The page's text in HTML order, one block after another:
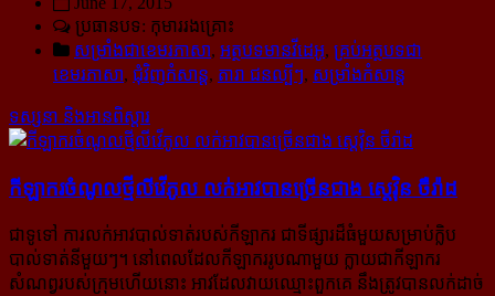
ប្រធានបទ: កុមាររងគ្រោះ
សម្រាំងជាខេមរភាសា, អត្ថបទមានវីដេអូ, គ្រប់អត្ថបទជា
ខេមរភាសា, ជុំវិញកំសាន្ដ, តារា ជនល្បីៗ, សម្រាំងកំសាន្ដ
ទស្សនា និងអានពិស្ដារ
កីឡាករ​ចំណូល​ថ្មី​លីវើភូល លក់​អាវ​បាន​ច្រើន​ជាង ស្តេវ៉ិន ចឺរ៉ាដ
ជាទូទៅ ការលក់អាវបាល់ទាត់របស់កីឡាករ ជាទីផ្សារដ៏ធំមួយសម្រាប់ក្លិប
បាល់ទាត់នីមួយៗ។ នៅពេលដែលកីឡាកររូប​ណាមួយ ក្លាយជាកីឡាករ
សំណព្វរបស់ក្រុមហើយនោះ អាវដែលវាយឈ្មោះពួកគេ នឹងត្រូវបានលក់ដាច់